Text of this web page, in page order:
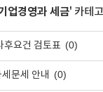
업경영과 세금' 카테
후요건 검토표 (0)
문세 안내 (0)